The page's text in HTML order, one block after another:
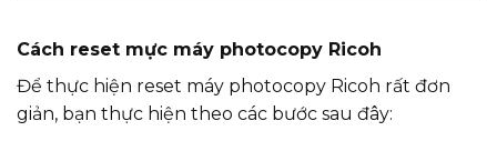
Cách reset mực máy photocopy Ricoh
Để thực hiện reset máy photocopy Ricoh rất đơn
giản, bạn thực hiện theo các bước sau đây: